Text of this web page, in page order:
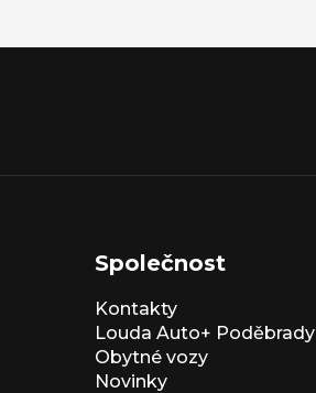
Společnost
Kontakty
Louda Auto+ Poděbrady
Obytné vozy
Novinky